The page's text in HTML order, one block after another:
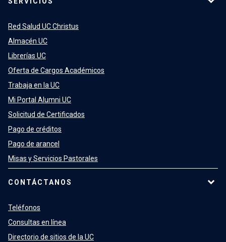
Red Salud UC Christus
Almacén UC
Librerías UC
Oferta de Cargos Académicos
Trabaja en la UC
Mi Portal Alumni UC
Solicitud de Certificados
Pago de créditos
Pago de arancel
Misas y Servicios Pastorales
CONTÁCTANOS
Teléfonos
Consultas en línea
Directorio de sitios de la UC